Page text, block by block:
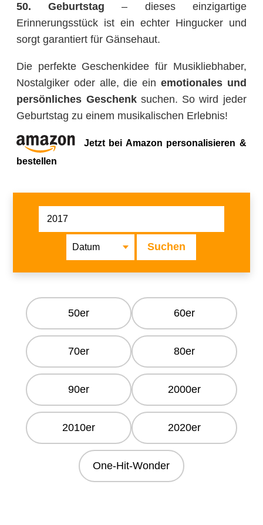
50. Geburtstag – dieses einzigartige
Erinnerungsstück ist ein echter Hingucker und
sorgt garantiert für Gänsehaut.
Die perfekte Geschenkidee für Musikliebhaber,
Nostalgiker oder alle, die ein emotionales und
persönliches Geschenksuchen. So wird jeder
Geburtstag zu einem musikalischen Erlebnis!
Jetzt bei Amazon personalisieren &
bestellen
Suchen
50er 60er
70er 80er
90er 2000er
2010er 2020er
One-Hit-Wonder